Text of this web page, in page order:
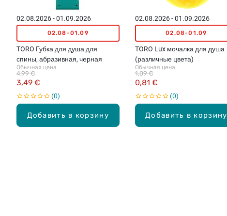
Добавить в корзину
02.08.2026 - 01.09.2026
02.08-01.09
TORO Губка для душа для
спины, абразивная, черная
Обычная цена
3,49 €
4,99 €
0
Добавить в корзину
02.08.2026 - 01.09.2026
02.08-01.09
TORO Lux мочалка для душа
(различные цвета)
Обычная цена
0,81 €
1,09 €
0